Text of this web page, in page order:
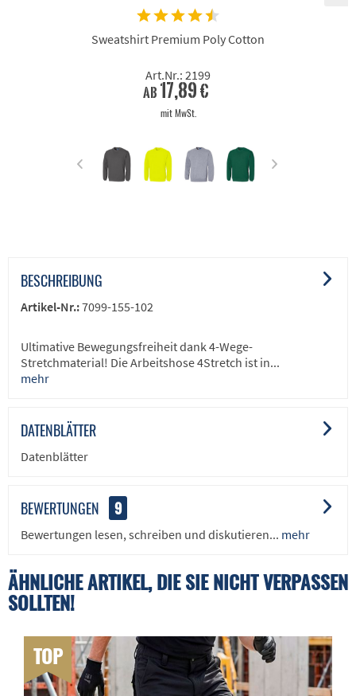
Sweatshirt Premium Poly Cotton
Art.Nr.: 2199
ab 17,89 €
mit MwSt.
BESCHREIBUNG
Artikel-Nr.:7099-155-102
Ultimative Bewegungsfreiheit dank 4-Wege-
Stretchmaterial! Die Arbeitshose 4Stretch ist in...
mehr
DATENBLÄTTER
Datenblätter
BEWERTUNGEN 9
Bewertungen lesen, schreiben und diskutieren... mehr
ÄHNLICHE ARTIKEL, DIE SIE NICHT VERPASSEN
SOLLTEN!
TOP